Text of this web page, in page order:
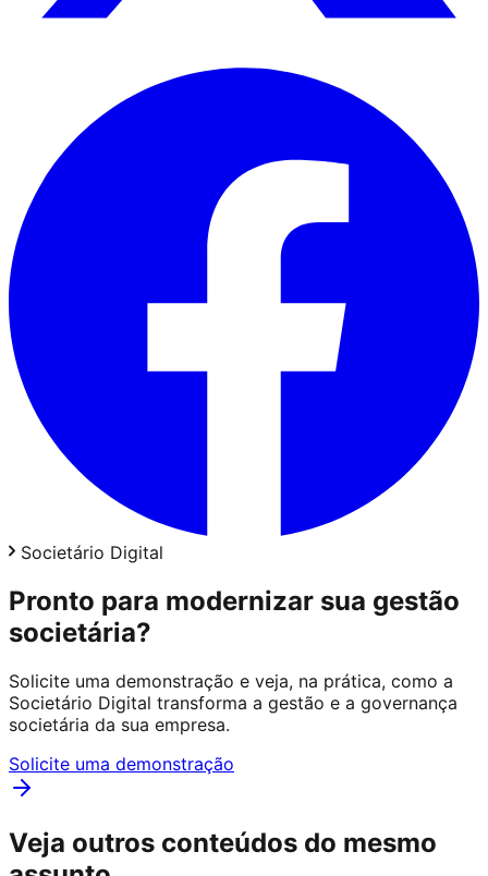
Societário Digital
Pronto para modernizar sua gestão
societária?
Solicite uma demonstração e veja, na prática, como a
Societário Digital transforma a gestão e a governança
societária da sua empresa.
Solicite uma demonstração
Veja outros conteúdos do mesmo